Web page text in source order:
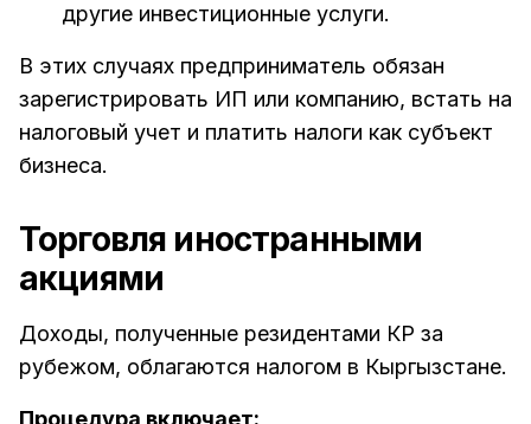
другие инвестиционные услуги.
В этих случаях предприниматель обязан
зарегистрировать ИП или компанию, встать на
налоговый учет и платить налоги как субъект
бизнеса.
Торговля иностранными
акциями
Доходы, полученные резидентами КР за
рубежом, облагаются налогом в Кыргызстане.
Процедура включает: